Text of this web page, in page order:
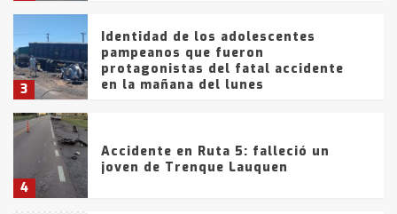
3
Identidad de los adolescentes
pampeanos que fueron
protagonistas del fatal accidente
en la mañana del lunes
4
Accidente en Ruta 5: falleció un
joven de Trenque Lauquen